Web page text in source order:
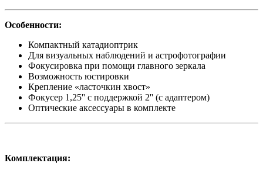
Особенности:
Компактный катадиоптрик
Для визуальных наблюдений и астрофотографии
Фокусировка при помощи главного зеркала
Возможность юстировки
Крепление «ласточкин хвост»
Фокусер 1,25'' с поддержкой 2'' (с адаптером)
Оптические аксессуары в комплекте
Комплектация: